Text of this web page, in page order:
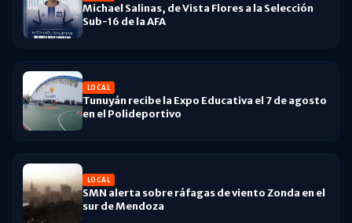
Michael Salinas, de Vista Flores a la Selección
Sub-16 de la AFA
LOCAL
Tunuyán recibe la Expo Educativa el 7 de agosto
en el Polideportivo
LOCAL
SMN alerta sobre ráfagas de viento Zonda en el
sur de Mendoza